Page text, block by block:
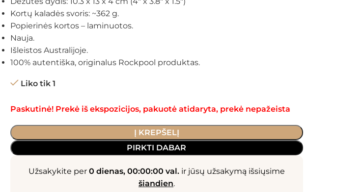
Kortų kaladės svoris: ~362 g.
Popierinės kortos – laminuotos.
Nauja.
Išleistos Australijoje.
100% autentiška, originalus Rockpool produktas.
Liko tik 1
Paskutinė! Prekė iš ekspozicijos, pakuotė atidaryta, prekė nepažeista
Į KREPŠELĮ
PIRKTI DABAR
Užsakykite per 0 dienas, 00:00:00 val.ir jūsų užsakymą išsiųsime
šiandien.